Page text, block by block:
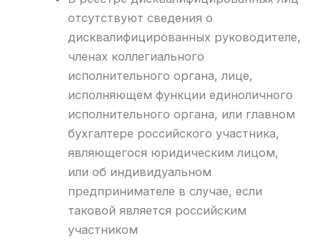
отсутствуют сведения о
дисквалифицированных руководителе,
членах коллегиального
исполнительного органа, лице,
исполняющем функции единоличного
исполнительного органа, или главном
бухгалтере российского участника,
являющегося юридическим лицом,
или об индивидуальном
предпринимателе в случае, если
таковой является российским
участником